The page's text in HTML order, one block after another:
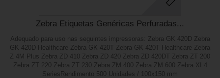
Zebra Etiquetas Genéricas Perfuradas...
Adequado para uso nas seguintes impressoras: Zebra GK 420D Zebra
GK 420D Healthcare Zebra GK 420T Zebra GK 420T Healthcare Zebra
Z 4M Plus Zebra ZD 410 Zebra ZD 420 Zebra ZD 420DT Zebra ZT 200
Zebra ZT 220 Zebra ZT 230 Zebra ZM 400 Zebra ZM 600 Zebra XI 4
SeriesRendimento 500 Unidades / 100x150 mm